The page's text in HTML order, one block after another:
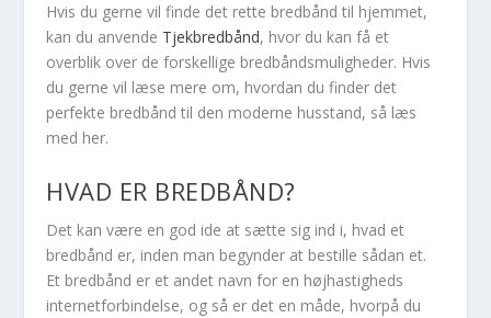
Hvis du gerne vil finde det rette bredbånd til hjemmet,
kan du anvende Tjekbredbånd, hvor du kan få et
overblik over de forskellige bredbåndsmuligheder. Hvis
du gerne vil læse mere om, hvordan du finder det
perfekte bredbånd til den moderne husstand, så læs
med her.
HVAD ER BREDBÅND?
Det kan være en god ide at sætte sig ind i, hvad et
bredbånd er, inden man begynder at bestille sådan et.
Et bredbånd er et andet navn for en højhastigheds
internetforbindelse, og så er det en måde, hvorpå du